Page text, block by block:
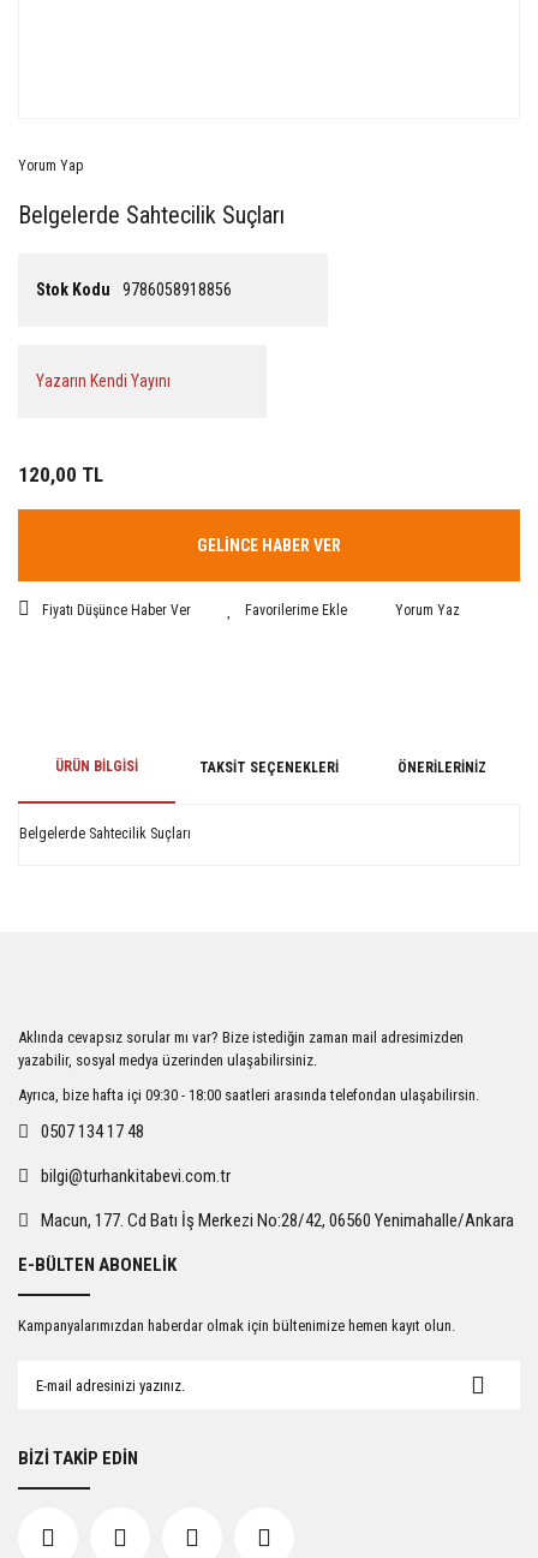
Yorum Yap
Belgelerde Sahtecilik Suçları
Stok Kodu 9786058918856
Yazarın Kendi Yayını
120,00 TL
GELİNCE HABER VER
Fiyatı Düşünce Haber Ver Yorum Yaz
ÜRÜN BILGISI TAKSIT SEÇENEKLERI ÖNERILERINIZ
Belgelerde Sahtecilik Suçları
Ürün açıklamasında eksik bilgiler bulunuyor.
Ürün bilgilerinde hatalar bulunuyor.
Ürün fiyatı diğer sitelerden daha pahalı.
Gönder
Aklında cevapsız sorular mı var? Bize istediğin zaman mail adresimizden
yazabilir, sosyal medya üzerinden ulaşabilirsiniz.
Ayrıca, bize hafta içi 09:30 - 18:00 saatleri arasında telefondan ulaşabilirsin.
0507 134 17 48
bilgi@turhankitabevi.com.tr
Macun, 177. Cd Batı İş Merkezi No:28/42, 06560 Yenimahalle/Ankara
E-BÜLTEN ABONELİK
Kampanyalarımızdan haberdar olmak için bültenimize hemen kayıt olun.
BİZİ TAKİP EDİN